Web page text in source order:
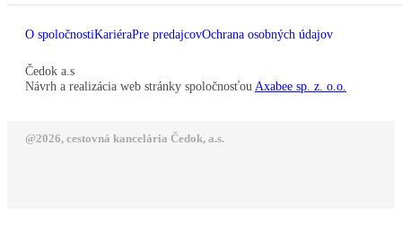
O spoločnostiKariéraPre predajcovOchrana osobných údajov
Čedok a.s
Návrh a realizácia web stránky spoločnosťou Axabee sp. z. o.o.
@2026, cestovná kancelária Čedok, a.s.